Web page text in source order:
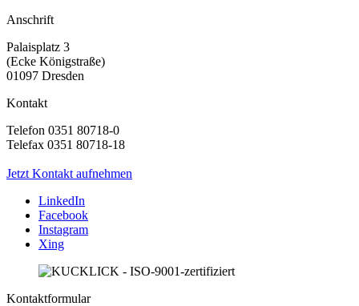
Anschrift
Palaisplatz 3
(Ecke Königstraße)
01097 Dresden
Kontakt
Telefon 0351 80718-0
Telefax 0351 80718-18
Jetzt Kontakt aufnehmen
LinkedIn
Facebook
Instagram
Xing
Kontaktformular